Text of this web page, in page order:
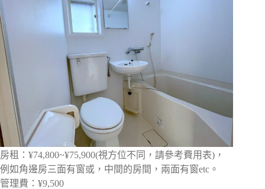
房租：¥74,800~¥75,900(視方位不同，請參考費用表)，
例如角邊房三面有窗或，中間的房間，兩面有窗etc。
管理費：¥9,500